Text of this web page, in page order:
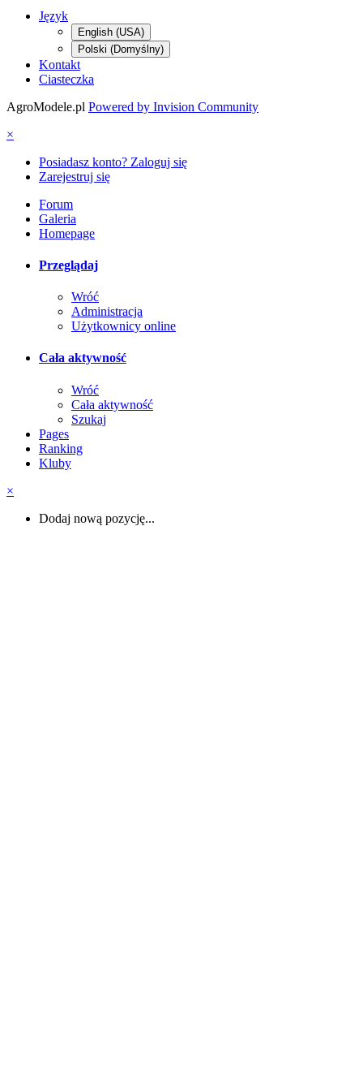
Język
English (USA)
Polski (Domyślny)
Kontakt
Ciasteczka
AgroModele.pl Powered by Invision Community
×
Posiadasz konto? Zaloguj się
Zarejestruj się
Forum
Galeria
Homepage
Przeglądaj
Wróć
Administracja
Użytkownicy online
Cała aktywność
Wróć
Cała aktywność
Szukaj
Pages
Ranking
Kluby
×
Dodaj nową pozycję...